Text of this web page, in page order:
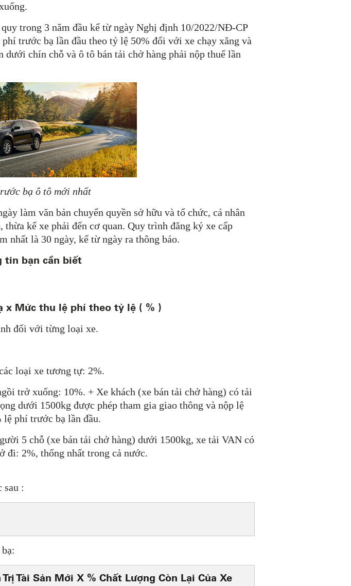
trong 3 năm đầu kể từ ngày Nghị định 10/2022/NĐ-CP
trước bạ lần đầu theo tỷ lệ 50% đối với xe chạy xăng và
chín chỗ và ô tô bán tải chở hàng phải nộp thuế lần
bạ ô tô mới nhất
làm văn bản chuyển quyền sở hữu và tổ chức, cá nhân
kế xe phải đến cơ quan. Quy trình đăng ký xe cấp
nhất là 30 ngày, kể từ ngày ra thông báo.
tin bạn cần biết
x Mức thu lệ phí theo tỷ lệ ( % )
đối với từng loại xe.
loại xe tương tự: 2%.
trở xuống: 10%. + Xe khách (xe bán tải chở hàng) có tải
dưới 1500kg được phép tham gia giao thông và nộp lệ
phí trước bạ lần đầu.
5 chỗ (xe bán tải chở hàng) dưới 1500kg, xe tải VAN có
đi: 2%, thống nhất trong cả nước.
sau :
Tài Sản Mới X % Chất Lượng Còn Lại Của Xe